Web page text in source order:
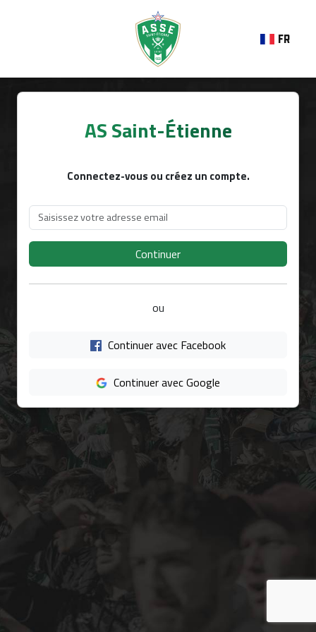
FR
AS Saint-Étienne
Connectez-vous ou créez un compte.
Continuer
ou
Continuer avec Facebook
Continuer avec Google